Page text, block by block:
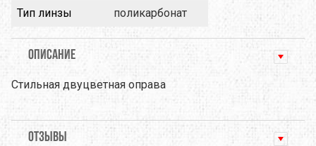
Тип линзы поликарбонат
ОПИСАНИЕ
Стильная двуцветная оправа
ОТЗЫВЫ